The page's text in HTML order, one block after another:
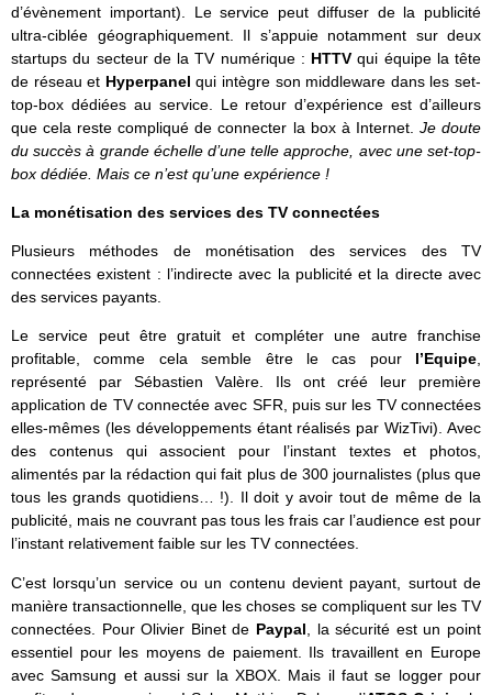
d’évènement important). Le service peut diffuser de la publicité
ultra-ciblée géographiquement. Il s’appuie notamment sur deux
startups du secteur de la TV numérique : HTTVqui équipe la tête
de réseau et Hyperpanelqui intègre son middleware dans les set-
top-box dédiées au service. Le retour d’expérience est d’ailleurs
que cela reste compliqué de connecter la box à Internet. Je doute
du succès à grande échelle d’une telle approche, avec une set-top-
box dédiée. Mais ce n’est qu’une expérience !
La monétisation des services des TV connectées
Plusieurs méthodes de monétisation des services des TV
connectées existent : l’indirecte avec la publicité et la directe avec
des services payants.
Le service peut être gratuit et compléter une autre franchise
profitable, comme cela semble être le cas pour l’Equipe,
représenté par Sébastien Valère. Ils ont créé leur première
application de TV connectée avec SFR, puis sur les TV connectées
elles-mêmes (les développements étant réalisés par WizTivi). Avec
des contenus qui associent pour l’instant textes et photos,
alimentés par la rédaction qui fait plus de 300 journalistes (plus que
tous les grands quotidiens… !). Il doit y avoir tout de même de la
publicité, mais ne couvrant pas tous les frais car l’audience est pour
l’instant relativement faible sur les TV connectées.
C’est lorsqu’un service ou un contenu devient payant, surtout de
manière transactionnelle, que les choses se compliquent sur les TV
connectées. Pour Olivier Binet de Paypal , la sécurité est un point
essentiel pour les moyens de paiement. Ils travaillent en Europe
avec Samsung et aussi sur la XBOX. Mais il faut se logger pour